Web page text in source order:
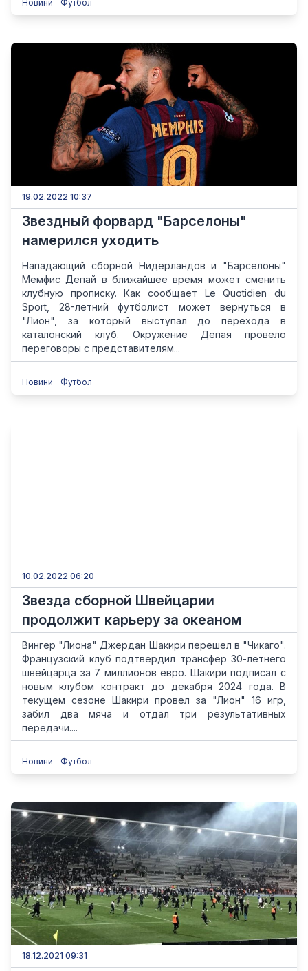
Новини Футбол
19.02.2022 10:37
Звездный форвард "Барселоны"
намерился уходить
Нападающий сборной Нидерландов и "Барселоны"
Мемфис Депай в ближайшее время может сменить
клубную прописку. Как сообщает Le Quotidien du
Sport, 28-летний футболист может вернуться в
"Лион", за который выступал до перехода в
каталонский клуб. Окружение Депая провело
переговоры с представителям...
Новини Футбол
10.02.2022 06:20
Звезда сборной Швейцарии
продолжит карьеру за океаном
Вингер "Лиона" Джердан Шакири перешел в "Чикаго".
Французский клуб подтвердил трансфер 30-летнего
швейцарца за 7 миллионов евро. Шакири подписал с
новым клубом контракт до декабря 2024 года. В
текущем сезоне Шакири провел за "Лион" 16 игр,
забил два мяча и отдал три результативных
передачи....
Новини Футбол
18.12.2021 09:31